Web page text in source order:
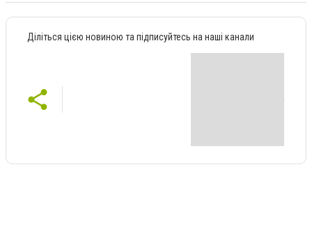
Діліться цією новиною та підписуйтесь на наші канали